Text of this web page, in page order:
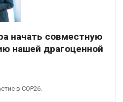
начать совместную
нашей драгоценной
в COP26.